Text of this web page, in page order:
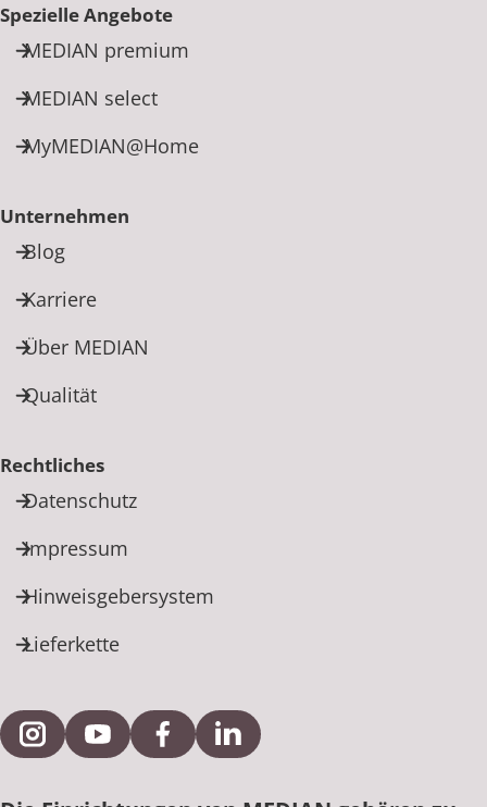
Spezielle Angebote
MEDIAN premium
MEDIAN select
MyMEDIAN@Home
Unternehmen
Blog
Karriere
Über MEDIAN
Qualität
Rechtliches
Datenschutz
Impressum
Hinweisgebersystem
Lieferkette
Externe Verlinkung zu Instagram
Externe Verlinkung zu YouTube
Externe Verlinkung zu Facebook
Externe Verlinkung zu